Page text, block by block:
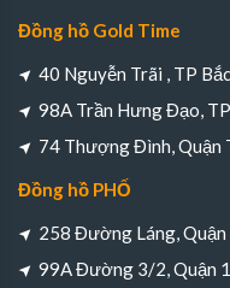
Đồng hồ Gold Time
40 Nguyễn Trãi , TP
98A Trần Hưng Đạo,
74 Thượng Đình, Quận
Đồng hồ PHỐ
258 Đường Láng,
99A Đường 3/2, Quận